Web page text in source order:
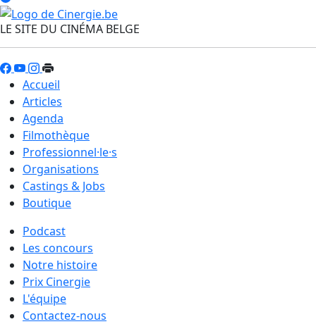
LE SITE DU CINÉMA BELGE
Accueil
Articles
Agenda
Filmothèque
Professionnel·le·s
Organisations
Castings & Jobs
Boutique
Podcast
Les concours
Notre histoire
Prix Cinergie
L'équipe
Contactez-nous